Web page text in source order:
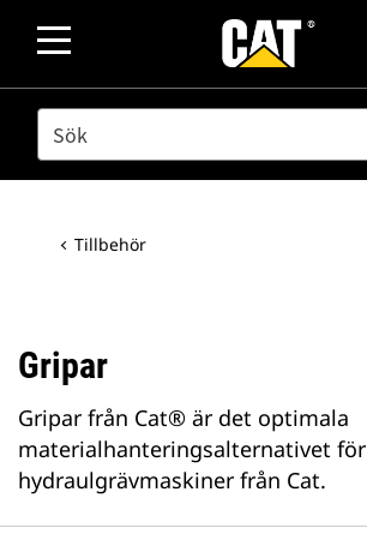
SEARCH
Tillbehör
Gripar
Gripar från Cat® är det optimala
materialhanteringsalternativet för
hydraulgrävmaskiner från Cat.